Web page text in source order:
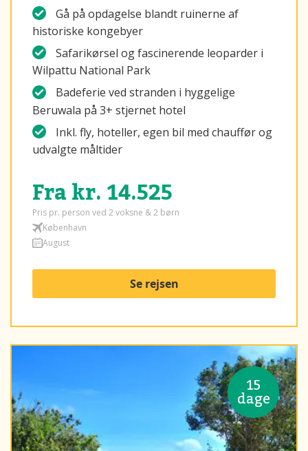
Gå på opdagelse blandt ruinerne af
historiske kongebyer
Safarikørsel og fascinerende leoparder i
Wilpattu National Park
Badeferie ved stranden i hyggelige
Beruwala på 3+ stjernet hotel
Inkl. fly, hoteller, egen bil med chauffør og
udvalgte måltider
Fra kr. 14.525
Pris pr. person ved 2 voksne & 2 børn
København
August
Se rejsen
15
dage